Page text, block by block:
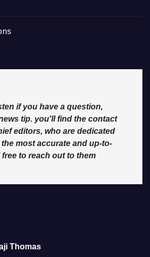
if you have a question,
tip. you'll find the contact
editors, who are dedicated
most accurate and up-to-
free to reach out to them
Thomas